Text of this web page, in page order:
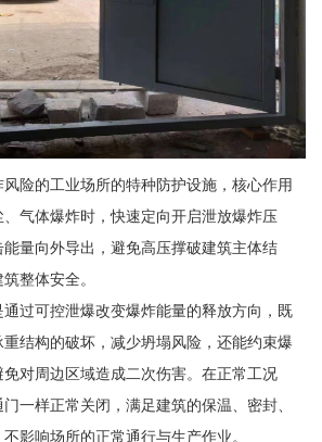
险的工业场所的特种防护设施，核心作用
气体爆炸时，快速定向开启泄放爆炸压
量向外导出，避免高压撑破建筑主体结
整体安全。
过可控泄爆改变爆炸能量的释放方向，既
结构的破坏，减少坍塌风险，还能约束爆
对周边区域造成二次伤害。在正常工况
一样正常关闭，满足建筑的保温、密封、
影响场所的正常通行与生产作业。